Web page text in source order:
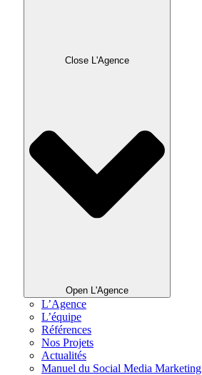
Close L'Agence
Open L'Agence
L’Agence
L’équipe
Références
Nos Projets
Actualités
Manuel du Social Media Marketing